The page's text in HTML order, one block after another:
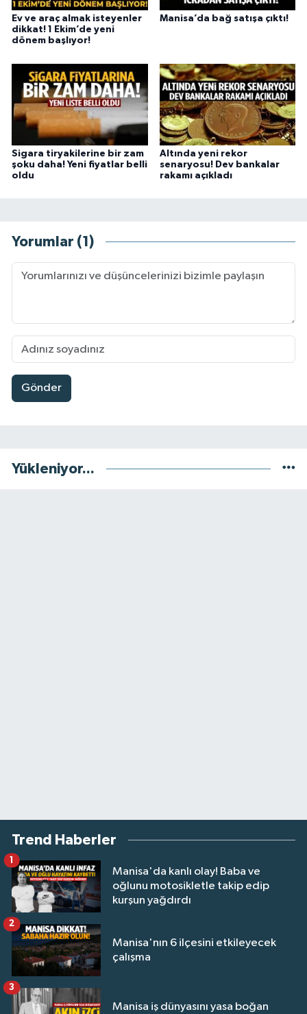
Ev ve araç almak isteyenler
dikkat! 1 Ekim’de yeni
dönem başlıyor!
Manisa’da bağ satışa çıktı!
Sigara tiryakilerine bir zam
şoku daha! Yeni fiyatlar belli
oldu
Altında yeni rekor
senaryosu! Dev bankalar
rakamı açıkladı
Yorumlar (1)
Gönder
Yükleniyor...
Trend Haberler
Manisa'da kanlı olay! Baba ve
oğlunu motosikletle takip edip
kurşun yağdırdı
1
Manisa'nın 6 ilçesini etkileyecek
çalışma
2
Manisa iş dünyasını yasa boğan
3